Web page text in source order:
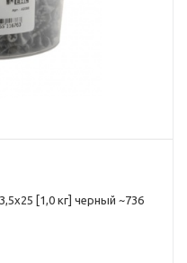
[1,0 кг] черный ~736